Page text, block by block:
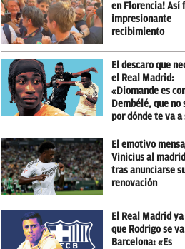
en Florencia! Así
impresionante
recibimiento
El descaro que
el Real Madrid:
«Diomande es
Dembélé, que no
por dónde te va
El emotivo
Vinicius al
tras anunciarse
renovación
El Real Madrid
que Rodrigo se va
Barcelona: «Es